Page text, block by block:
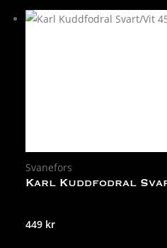
Svanefors
Karl Kuddfodral
449 kr